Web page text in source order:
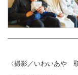
〈撮影／いわいあや